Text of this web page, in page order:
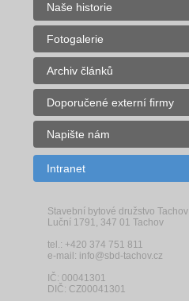
Naše historie
Fotogalerie
Archiv článků
Doporučené externí firmy
Napište nám
Intranet
Stavební bytové družstvo Tachov
Luční 1791, 347 01 Tachov
tel.: +420 374 751 811
e-mail: info@sbd-tachov.cz
IČ: 00041301
DIČ: CZ00041301